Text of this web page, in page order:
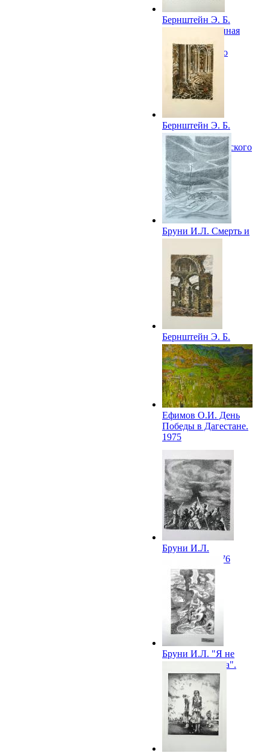
Бернштейн Э. Б.
Истра. Взорванная
ротонда
Воскресенского
собора. 1974
Бернштейн Э. Б.
Истра. Алтарная
часть Воскресенского
собора. 1974
Бруни И.Л. Смерть и
воин. 1975
Бернштейн Э. Б.
Новгород. Церковь
Успения на Волотове,
разрушенная врагом.
1975
Ефимов О.И. День
Победы в Дагестане.
1975
Бруни И.Л.
Переправа. 1976
Бруни И.Л. "Я не
слышал разрыва".
1976